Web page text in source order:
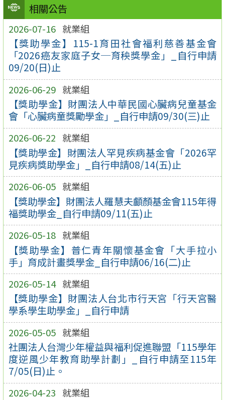
相關公告
2026-07-16 就業組
【獎助學金】115-1育田社會福利慈善基金會
「2026癌友家庭子女─育秧獎學金」_自行申請
09/20(日)止
2026-06-29 就業組
【獎助學金】財團法人中華民國心臟病兒童基金
會「心臟病童獎勵學金」_自行申請09/30(三)止
2026-06-22 就業組
【獎助學金】財團法人罕見疾病基金會「2026罕
見疾病獎助學金」_自行申請08/14(五)止
2026-06-05 就業組
【獎助學金】財團法人羅慧夫顱顏基金會115年得
福獎助學金_自行申請09/11(五)止
2026-05-18 就業組
【獎助學金】普仁青年關懷基金會「大手拉小
手」育成計畫獎學金_自行申請06/16(二)止
2026-05-14 就業組
【獎助學金】財團法人台北市行天宮「行天宮醫
學系學生助學金」_自行申請
2026-05-05 就業組
社團法人台灣少年權益與福利促進聯盟「115學年
度逆風少年教育助學計劃」_自行申請至115年
7/05(日)止。
2026-04-23 就業組